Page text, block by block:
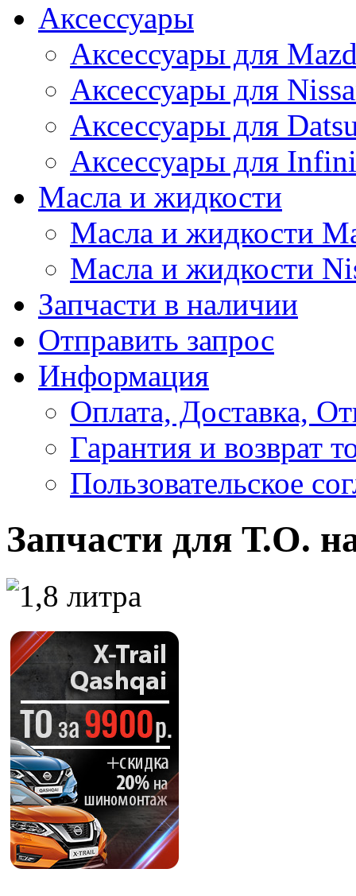
Аксессуары
Аксессуары для
Аксессуары для
Аксессуары для
Аксессуары для
Масла и жидкости
Масла и жидкости
Масла и жидкости
Запчасти в наличии
Отправить запрос
Информация
Оплата, Доставка,
Гарантия и возврат
Пользовательское
Запчасти для Т.О.